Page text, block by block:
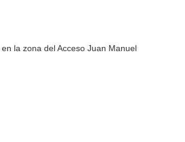
la zona del Acceso Juan Manuel